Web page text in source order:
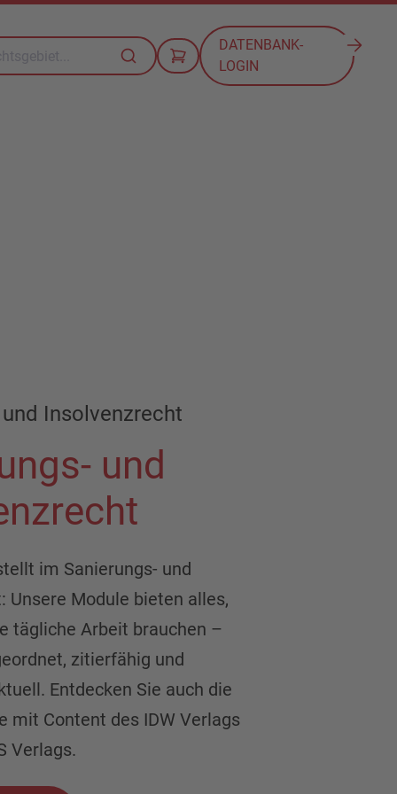
DATENBANK-
LOGIN
Insolvenzrecht
und
im Sanierungs- und
Unsere Module bieten alles,
tägliche Arbeit brauchen –
zitierfähig und
Entdecken Sie auch die
mit Content des IDW Verlags
Verlags.